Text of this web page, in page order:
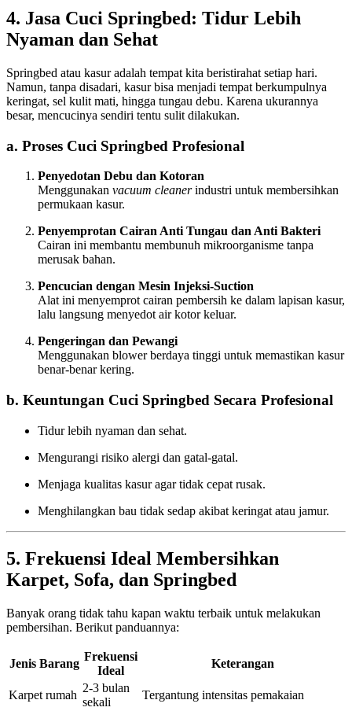
4. Jasa Cuci Springbed: Tidur Lebih
Nyaman dan Sehat
Springbed atau kasur adalah tempat kita beristirahat setiap hari.
Namun, tanpa disadari, kasur bisa menjadi tempat berkumpulnya
keringat, sel kulit mati, hingga tungau debu. Karena ukurannya
besar, mencucinya sendiri tentu sulit dilakukan.
a. Proses Cuci Springbed Profesional
Penyedotan Debu dan Kotoran
Menggunakan vacuum cleanerindustri untuk membersihkan
permukaan kasur.
Penyemprotan Cairan Anti Tungau dan Anti Bakteri
Cairan ini membantu membunuh mikroorganisme tanpa
merusak bahan.
Pencucian dengan Mesin Injeksi-Suction
Alat ini menyemprot cairan pembersih ke dalam lapisan kasur,
lalu langsung menyedot air kotor keluar.
Pengeringan dan Pewangi
Menggunakan blower berdaya tinggi untuk memastikan kasur
benar-benar kering.
b. Keuntungan Cuci Springbed Secara Profesional
Tidur lebih nyaman dan sehat.
Mengurangi risiko alergi dan gatal-gatal.
Menjaga kualitas kasur agar tidak cepat rusak.
Menghilangkan bau tidak sedap akibat keringat atau jamur.
5. Frekuensi Ideal Membersihkan
Karpet, Sofa, dan Springbed
Banyak orang tidak tahu kapan waktu terbaik untuk melakukan
pembersihan. Berikut panduannya:
Jenis Barang
Frekuensi
Ideal
Keterangan
Karpet rumah
2-3 bulan
sekali
Tergantung intensitas pemakaian